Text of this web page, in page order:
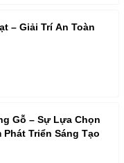
– Giải Trí An Toàn
Gỗ – Sự Lựa Chọn
Phát Triển Sáng Tạo